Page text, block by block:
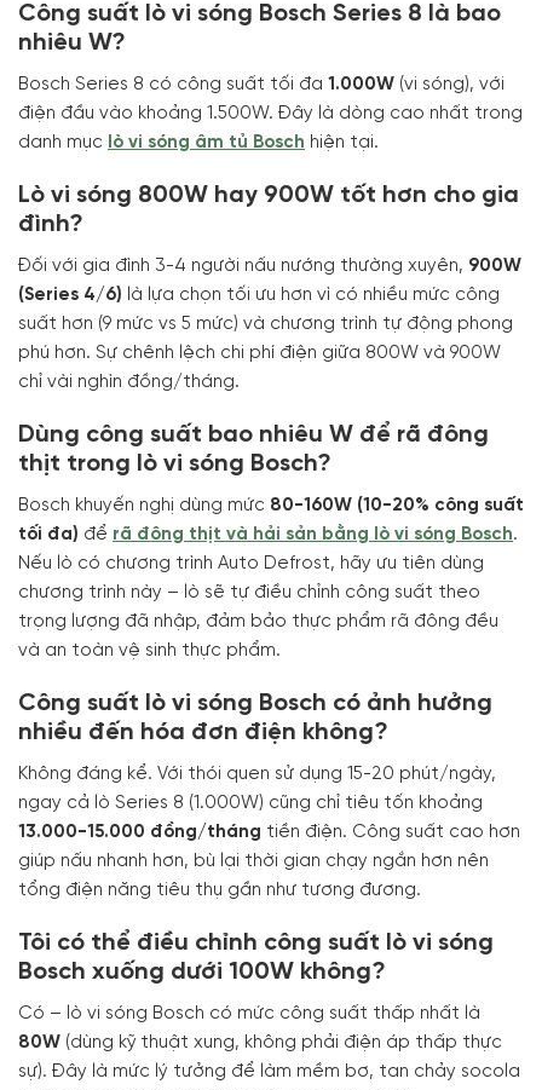
Công suất lò vi sóng Bosch Series 8 là bao
nhiêu W?
Bosch Series 8 có công suất tối đa 1.000W (vi sóng), với
điện đầu vào khoảng 1.500W. Đây là dòng cao nhất trong
danh mục
lò vi sóng âm tủ Bosch hiện tại.
Lò vi sóng 800W hay 900W tốt hơn cho gia
đình?
Đối với gia đình 3-4 người nấu nướng thường xuyên, 900W
(Series 4/6) là lựa chọn tối ưu hơn vì có nhiều mức công
suất hơn (9 mức vs 5 mức) và chương trình tự động phong
phú hơn. Sự chênh lệch chi phí điện giữa 800W và 900W
chỉ vài nghìn đồng/tháng.
Dùng công suất bao nhiêu W để rã đông
thịt trong lò vi sóng Bosch?
Bosch khuyến nghị dùng mức 80-160W (10-20% công suất
tối đa) để rã đông thịt và hải sản bằng lò vi sóng Bosch.
Nếu lò có chương trình Auto Defrost, hãy ưu tiên dùng
chương trình này – lò sẽ tự điều chỉnh công suất theo
trọng lượng đã nhập, đảm bảo thực phẩm rã đông đều
và an toàn vệ sinh thực phẩm.
Công suất lò vi sóng Bosch có ảnh hưởng
nhiều đến hóa đơn điện không?
Không đáng kể. Với thói quen sử dụng 15-20 phút/ngày,
ngay cả lò Series 8 (1.000W) cũng chỉ tiêu tốn khoảng
13.000-15.000 đồng/tháng tiền điện. Công suất cao hơn
giúp nấu nhanh hơn, bù lại thời gian chạy ngắn hơn nên
tổng điện năng tiêu thụ gần như tương đương.
Tôi có thể điều chỉnh công suất lò vi sóng
Bosch xuống dưới 100W không?
Có – lò vi sóng Bosch có mức công suất thấp nhất là
80W (dùng kỹ thuật xung, không phải điện áp thấp thực
sự). Đây là mức lý tưởng để làm mềm bơ, tan chảy socola